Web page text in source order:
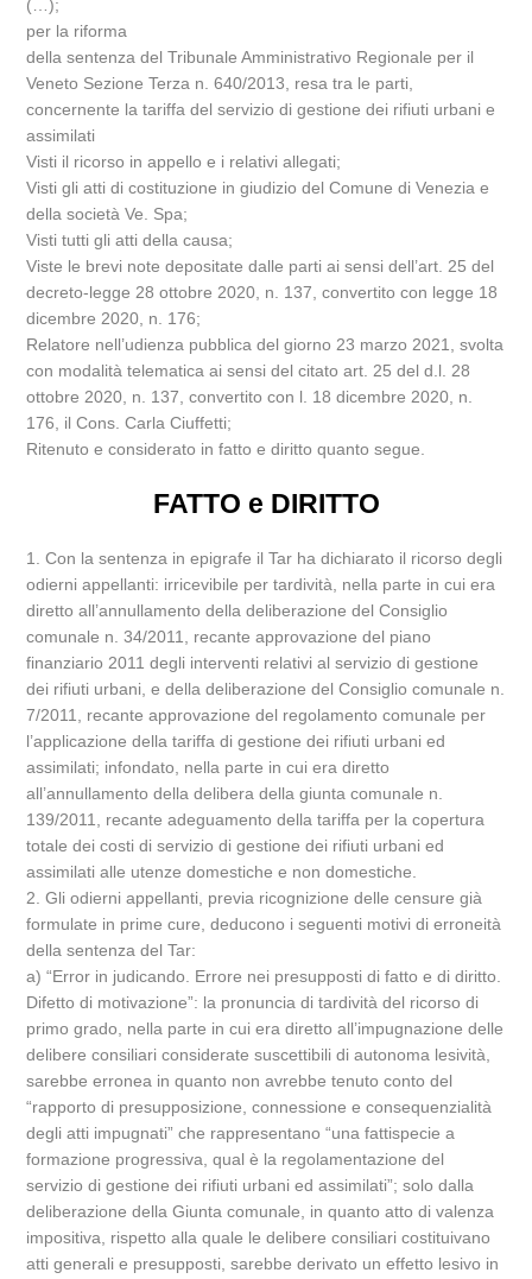
(…);
per la riforma
della sentenza del Tribunale Amministrativo Regionale per il
Veneto Sezione Terza n. 640/2013, resa tra le parti,
concernente la tariffa del servizio di gestione dei rifiuti urbani e
assimilati
Visti il ricorso in appello e i relativi allegati;
Visti gli atti di costituzione in giudizio del Comune di Venezia e
della società Ve. Spa;
Visti tutti gli atti della causa;
Viste le brevi note depositate dalle parti ai sensi dell’art. 25 del
decreto-legge 28 ottobre 2020, n. 137, convertito con legge 18
dicembre 2020, n. 176;
Relatore nell’udienza pubblica del giorno 23 marzo 2021, svolta
con modalità telematica ai sensi del citato art. 25 del d.l. 28
ottobre 2020, n. 137, convertito con l. 18 dicembre 2020, n.
176, il Cons. Carla Ciuffetti;
Ritenuto e considerato in fatto e diritto quanto segue.
FATTO e DIRITTO
1. Con la sentenza in epigrafe il Tar ha dichiarato il ricorso degli
odierni appellanti: irricevibile per tardività, nella parte in cui era
diretto all’annullamento della deliberazione del Consiglio
comunale n. 34/2011, recante approvazione del piano
finanziario 2011 degli interventi relativi al servizio di gestione
dei rifiuti urbani, e della deliberazione del Consiglio comunale n.
7/2011, recante approvazione del regolamento comunale per
l’applicazione della tariffa di gestione dei rifiuti urbani ed
assimilati; infondato, nella parte in cui era diretto
all’annullamento della delibera della giunta comunale n.
139/2011, recante adeguamento della tariffa per la copertura
totale dei costi di servizio di gestione dei rifiuti urbani ed
assimilati alle utenze domestiche e non domestiche.
2. Gli odierni appellanti, previa ricognizione delle censure già
formulate in prime cure, deducono i seguenti motivi di erroneità
della sentenza del Tar:
a) “Error in judicando. Errore nei presupposti di fatto e di diritto.
Difetto di motivazione”: la pronuncia di tardività del ricorso di
primo grado, nella parte in cui era diretto all’impugnazione delle
delibere consiliari considerate suscettibili di autonoma lesività,
sarebbe erronea in quanto non avrebbe tenuto conto del
“rapporto di presupposizione, connessione e consequenzialità
degli atti impugnati” che rappresentano “una fattispecie a
formazione progressiva, qual è la regolamentazione del
servizio di gestione dei rifiuti urbani ed assimilati”; solo dalla
deliberazione della Giunta comunale, in quanto atto di valenza
impositiva, rispetto alla quale le delibere consiliari costituivano
atti generali e presupposti, sarebbe derivato un effetto lesivo in